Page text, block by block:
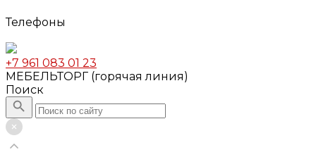
Телефоны
+7 961 083 01 23
МЕБЕЛЬТОРГ (горячая линия)
Поиск